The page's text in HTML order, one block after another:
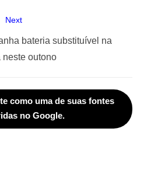
Next
bateria substituível na
neste outono
como uma de suas fontes
no Google.